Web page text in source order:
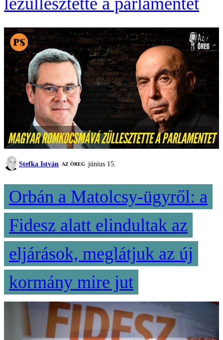
Stefka István AZ ÖREG június 15.
Orbán a Matolcsy-ügyről: a
Fidesz alatt elindultak az
eljárások, meglátjuk az új
kormány mire jut